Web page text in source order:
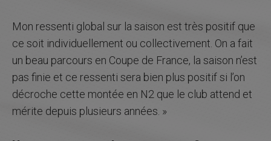
Mon ressenti global sur la saison est très positif que
ce soit individuellement ou collectivement. On a fait
un beau parcours en Coupe de France, la saison n’est
pas finie et ce ressenti sera bien plus positif si l’on
décroche cette montée en N2 que le club attend et
mérite depuis plusieurs années. »